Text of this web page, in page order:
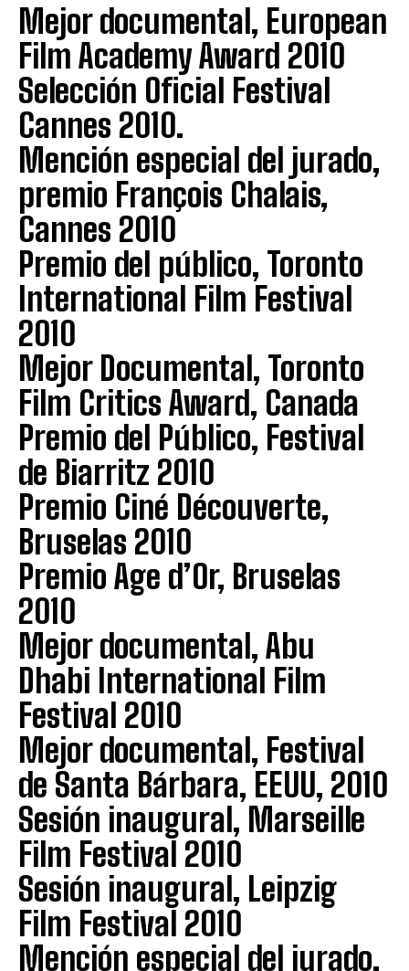
Mejor documental, European
Film Academy Award 2010
Selección Oficial Festival
Cannes 2010.
Mención especial del jurado,
premio François Chalais,
Cannes 2010
Premio del público, Toronto
International Film Festival
2010
Mejor Documental, Toronto
Film Critics Award, Canada
Premio del Público, Festival
de Biarritz 2010
Premio Ciné Découverte,
Bruselas 2010
Premio Age d’Or, Bruselas
2010
Mejor documental, Abu
Dhabi International Film
Festival 2010
Mejor documental, Festival
de Santa Bárbara, EEUU, 2010
Sesión inaugural, Marseille
Film Festival 2010
Sesión inaugural, Leipzig
Film Festival 2010
Mención especial del jurado,